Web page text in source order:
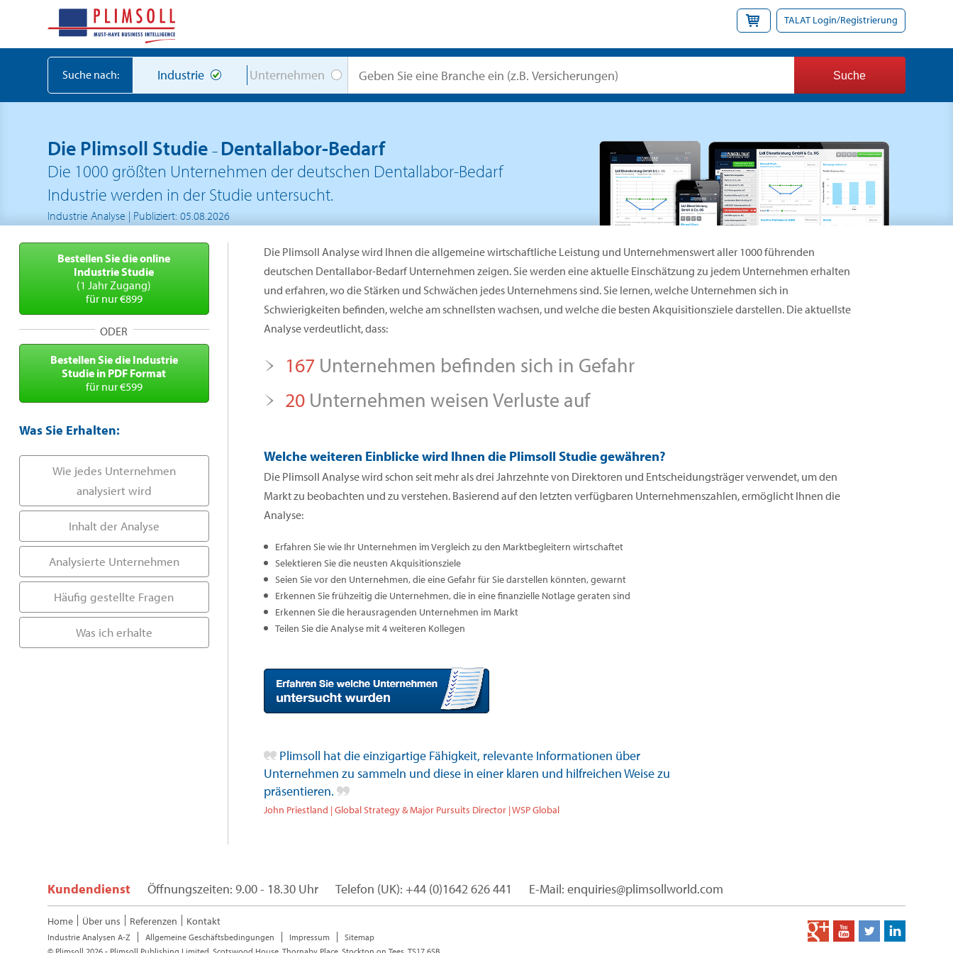
TALAT Login/Registrierung
Suche nach: Industrie Unternehmen
Die Plimsoll Studie– Dentallabor-Bedarf
Die 1000 größten Unternehmen der deutschen Dentallabor-Bedarf
Industrie werden in der Studie untersucht.
Industrie Analyse | Publiziert: 05.08.2026
Bestellen Sie die online
Industrie Studie
(1 Jahr Zugang)
für nur €899
ODER
Bestellen Sie die Industrie
Studie in PDF Format
für nur €599
Was Sie Erhalten:
Wie jedes Unternehmen
analysiert wird
Inhalt der Analyse
Analysierte Unternehmen
Häufig gestellte Fragen
Was ich erhalte
Die Plimsoll Analyse wird Ihnen die allgemeine wirtschaftliche Leistung und Unternehmenswert aller 1000 führenden
deutschen Dentallabor-Bedarf Unternehmen zeigen. Sie werden eine aktuelle Einschätzung zu jedem Unternehmen erhalten
und erfahren, wo die Stärken und Schwächen jedes Unternehmens sind. Sie lernen, welche Unternehmen sich in
Schwierigkeiten befinden, welche am schnellsten wachsen, und welche die besten Akquisitionsziele darstellen. Die aktuellste
Analyse verdeutlicht, dass:
167 Unternehmen befinden sich in Gefahr
20Unternehmen weisen Verluste auf
Welche weiteren Einblicke wird Ihnen die Plimsoll Studie gewähren?
Die Plimsoll Analyse wird schon seit mehr als drei Jahrzehnte von Direktoren und Entscheidungsträger verwendet, um den
Markt zu beobachten und zu verstehen. Basierend auf den letzten verfügbaren Unternehmenszahlen, ermöglicht Ihnen die
Analyse:
Erfahren Sie wie Ihr Unternehmen im Vergleich zu den Marktbegleitern wirtschaftet
Selektieren Sie die neusten Akquisitionsziele
Seien Sie vor den Unternehmen, die eine Gefahr für Sie darstellen könnten, gewarnt
Erkennen Sie frühzeitig die Unternehmen, die in eine finanzielle Notlage geraten sind
Erkennen Sie die herausragenden Unternehmen im Markt
Teilen Sie die Analyse mit 4 weiteren Kollegen
Plimsoll hat die einzigartige Fähigkeit, relevante Informationen über
Unternehmen zu sammeln und diese in einer klaren und hilfreichen Weise zu
präsentieren.
John Priestland | Global Strategy & Major Pursuits Director | WSP Global
Kundendienst Öffnungszeiten: 9.00 - 18.30 Uhr Telefon (UK): +44 (0)1642 626 441 E-Mail: enquiries@plimsollworld.com
Home Über uns Referenzen Kontakt
Industrie Analysen A-Z Allgemeine Geschäftsbedingungen Impressum
Sitemap